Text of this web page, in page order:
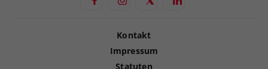
Kontakt
Impressum
Statuten